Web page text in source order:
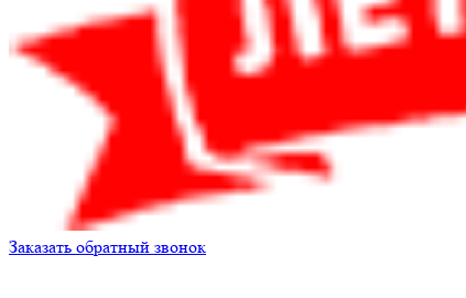
Заказать обратный звонок